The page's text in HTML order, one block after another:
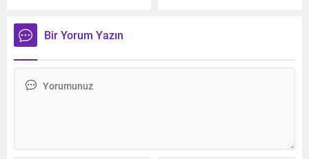
patlamalara ilişkin açtığı
soruşturmaya son verdi.
Bir Yorum Yazın